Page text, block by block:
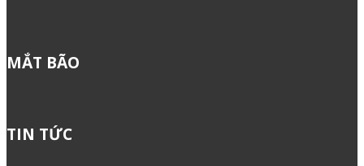
MẮT BÃO
TIN TỨC